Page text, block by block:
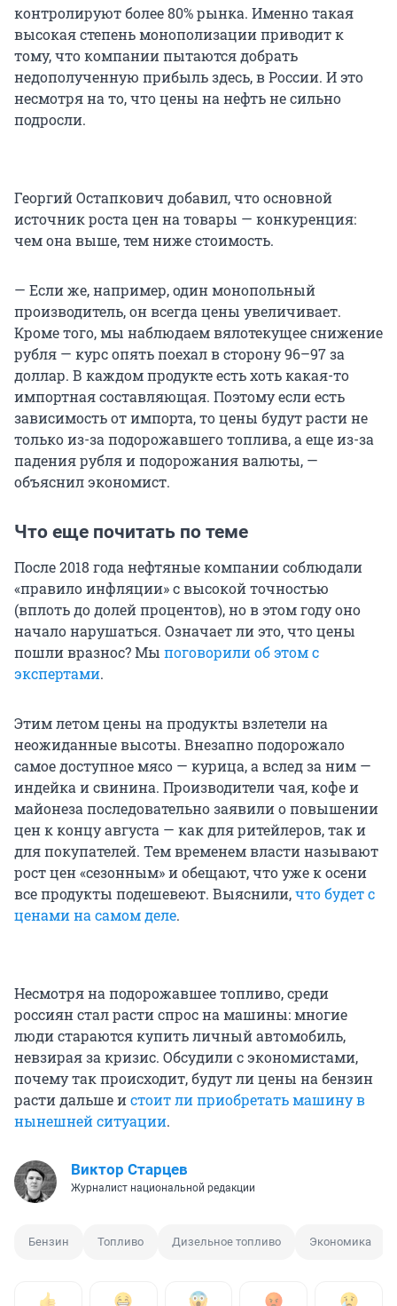
контролируют более 80% рынка. Именно такая
высокая степень монополизации приводит к
тому, что компании пытаются добрать
недополученную прибыль здесь, в России. И это
несмотря на то, что цены на нефть не сильно
подросли.
Георгий Остапкович добавил, что основной
источник роста цен на товары — конкуренция:
чем она выше, тем ниже стоимость.
— Если же, например, один монопольный
производитель, он всегда цены увеличивает.
Кроме того, мы наблюдаем вялотекущее снижение
рубля — курс опять поехал в сторону 96–97 за
доллар. В каждом продукте есть хоть какая-то
импортная составляющая. Поэтому если есть
зависимость от импорта, то цены будут расти не
только из-за подорожавшего топлива, а еще из-за
падения рубля и подорожания валюты, —
объяснил экономист.
Что еще почитать по теме
После 2018 года нефтяные компании соблюдали
«правило инфляции» с высокой точностью
(вплоть до долей процентов), но в этом году оно
начало нарушаться. Означает ли это, что цены
пошли вразнос? Мы поговорили об этом с
экспертами.
Этим летом цены на продукты взлетели на
неожиданные высоты. Внезапно подорожало
самое доступное мясо — курица, а вслед за ним —
индейка и свинина. Производители чая, кофе и
майонеза последовательно заявили о повышении
цен к концу августа — как для ритейлеров, так и
для покупателей. Тем временем власти называют
рост цен «сезонным» и обещают, что уже к осени
все продукты подешевеют. Выяснили,что будет с
ценами на самом деле.
Несмотря на подорожавшее топливо, среди
россиян стал расти спрос на машины: многие
люди стараются купить личный автомобиль,
невзирая за кризис. Обсудили с экономистами,
почему так происходит, будут ли цены на бензин
расти дальше истоит ли приобретать машину в
нынешней ситуации.
Виктор Старцев
Журналист национальной редакции
Бензин Топливо Дизельное топливо Экономика